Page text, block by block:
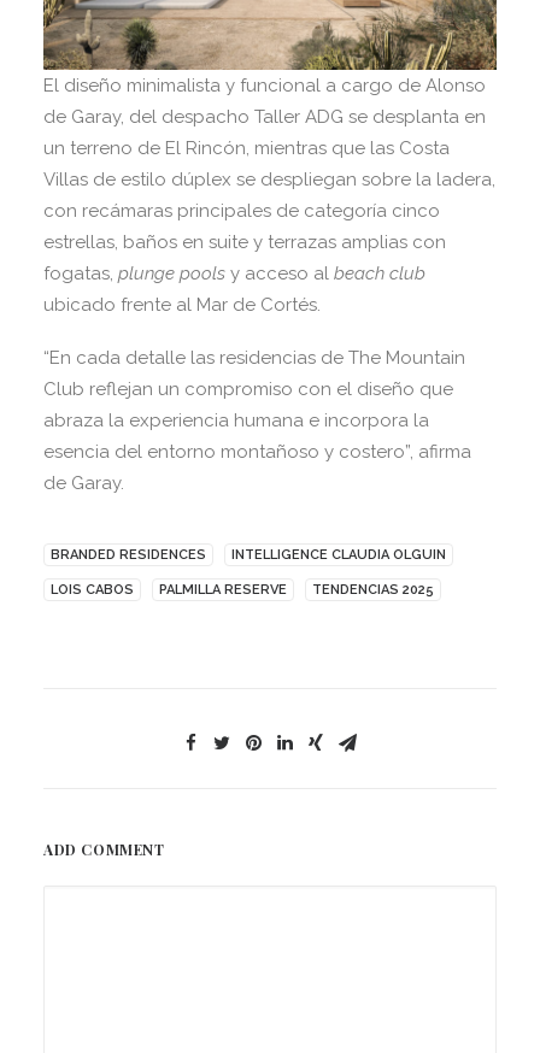
El diseño minimalista y funcional a cargo de Alonso
de Garay, del despacho Taller ADG se desplanta en
un terreno de El Rincón, mientras que las Costa
Villas de estilo dúplex se despliegan sobre la ladera,
con recámaras principales de categoría cinco
estrellas, baños en suite y terrazas amplias con
fogatas, plunge pools y acceso al beach club
ubicado frente al Mar de Cortés.
“En cada detalle las residencias de The Mountain
Club reflejan un compromiso con el diseño que
abraza la experiencia humana e incorpora la
esencia del entorno montañoso y costero”, afirma
de Garay.
BRANDED RESIDENCES INTELLIGENCE CLAUDIA OLGUIN
LOIS CABOS PALMILLA RESERVE TENDENCIAS 2025
ADD COMMENT